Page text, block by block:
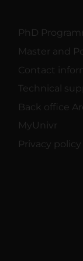
PhD
Master and
Contact
Technical
Back office
MyUnivr
Privacy policy